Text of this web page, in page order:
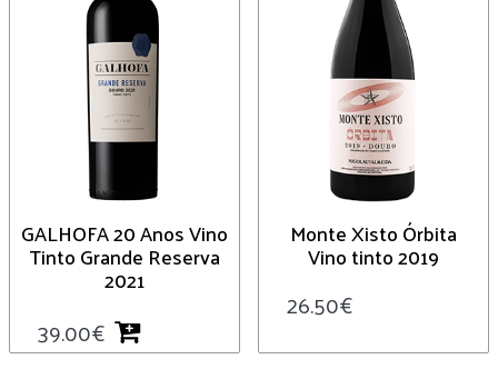
GALHOFA 20 Anos Vino
Tinto Grande Reserva
2021
39.00€
Monte Xisto Órbita
Vino tinto 2019
26.50€